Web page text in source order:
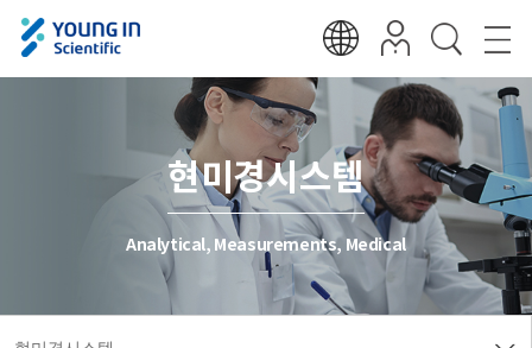
현미경시스템
Analytical, Measurements, Medical